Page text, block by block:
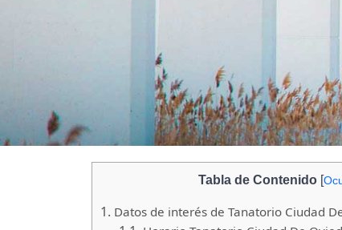
Tabla de Contenido [
1. Datos de interés de Tanatorio Ciudad